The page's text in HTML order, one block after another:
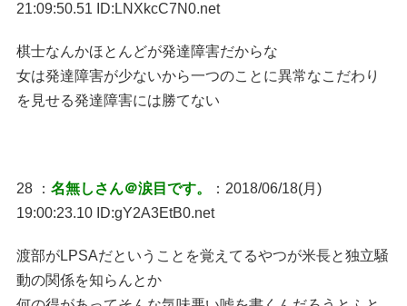
21:09:50.51 ID:LNXkcC7N0.net
棋士なんかほとんどが発達障害だからな
女は発達障害が少ないから一つのことに異常なこだわり
を見せる発達障害には勝てない
28 ： 名無しさん＠涙目です。
：2018/06/18(月)
19:00:23.10 ID:gY2A3EtB0.net
渡部がLPSAだということを覚えてるやつが米長と独立騒
動の関係を知らんとか